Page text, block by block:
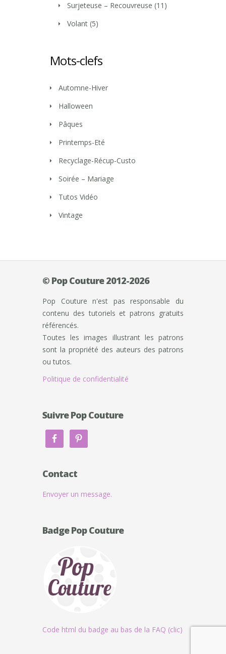
Surjeteuse – Recouvreuse (11)
Volant (5)
Mots-clefs
Automne-Hiver
Halloween
Pâques
Printemps-Eté
Recyclage-Récup-Custo
Soirée – Mariage
Tutos Vidéo
Vintage
© Pop Couture 2012-2026
Pop Couture n'est pas responsable du
contenu des tutoriels et patrons gratuits
référencés.
Toutes les images illustrant les patrons
sont la propriété des auteurs des patrons
ou tutos.
Politique de confidentialité
Suivre Pop Couture
Contact
Envoyer un message.
Badge Pop Couture
Code html du badge au bas de la FAQ (clic)